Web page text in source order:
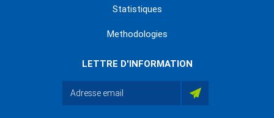
Statistiques
Methodologies
LETTRE D'INFORMATION